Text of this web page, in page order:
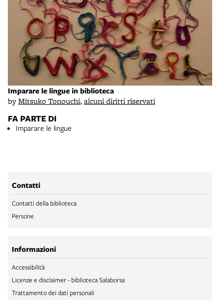
Imparare le lingue in biblioteca
byMitsuko Tonouchi,alcuni diritti riservati
FA PARTE DI
Imparare le lingue
Contatti
Contatti della biblioteca
Persone
Informazioni
Accessibilità
Licenze e disclaimer - biblioteca Salaborsa
Trattamento dei dati personali